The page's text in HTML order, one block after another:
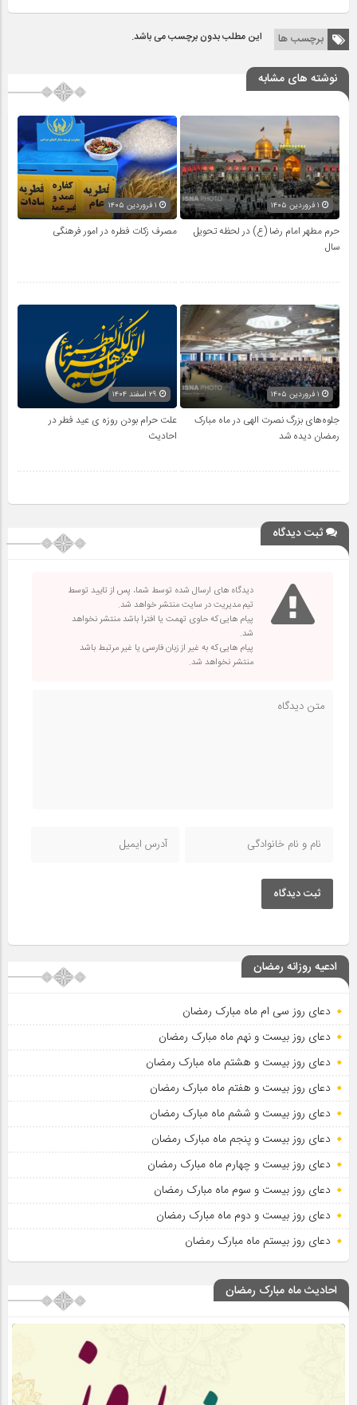
برچسب ها این مطلب بدون برچسب می باشد.
نوشته های مشابه
حرم مطهر امام رضا (ع) در لحظه تحویل
سال
مصرف زکات فطره در امور فرهنگی
جلوه‌های بزرگ نصرت الهی در ماه مبارک
رمضان دیده شد
علت حرام بودن روزه ی عید فطر در
احادیث
ثبت دیدگاه
دیدگاه های ارسال شده توسط شما، پس از تایید توسط
تیم مدیریت در سایت منتشر خواهد شد.
پیام هایی که حاوی تهمت یا افترا باشد منتشر نخواهد
شد.
پیام هایی که به غیر از زبان فارسی یا غیر مرتبط باشد
منتشر نخواهد شد.
ثبت دیدگاه
ادعیه روزانه رمضان
دعای روز سی ام ماه مبارک رمضان
دعای روز بیست و نهم ماه مبارک رمضان
دعای روز بیست و هشتم ماه مبارک رمضان
دعای روز بیست و هفتم ماه مبارک رمضان
دعای روز بیست و ششم ماه مبارک رمضان
دعای روز بیست و پنجم ماه مبارک رمضان
دعای روز بیست و چهارم ماه مبارک رمضان
دعای روز بیست و سوم ماه مبارک رمضان
دعای روز بیست و دوم ماه مبارک رمضان
دعای روز بیستم ماه مبارک رمضان
احادیث ماه مبارک رمضان